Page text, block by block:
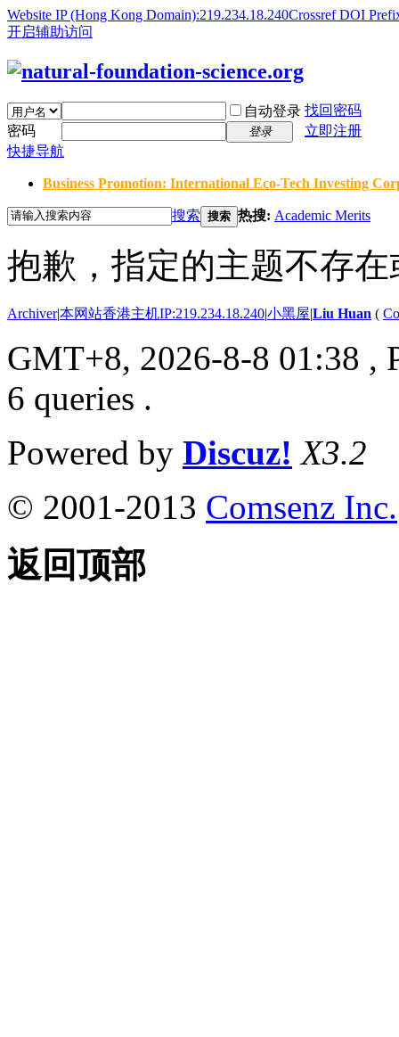
Website IP (Hong Kong Domain):219.234.18.240Crossref DOI
开启辅助访问
自动登录 找回密码
密码
登录
立即注册
快捷导航
Business Promotion: International Eco-Tech Investing
搜索 搜索 热搜: Academic Merits
抱歉，指定的主题不存
Archiver|本网站香港主机IP:219.234.18.240|小黑屋|Liu Huan (
GMT+8, 2026-8-8 01:38 ,
6 queries .
Powered by Discuz! X3.2
© 2001-2013 Comsenz Inc.
返回顶部